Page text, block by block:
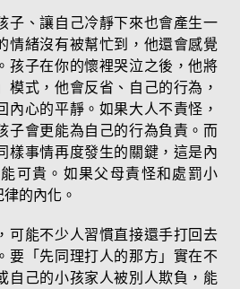
子、讓自己冷靜下來也會產生一
情緒沒有被幫忙到，他還會感覺
孩子在你的懷裡哭泣之後，他將
模式，他會反省、自己的行為，
內心的平靜。如果大人不責怪，
子會更能為自己的行為負責。而
樣事情再度發生的關鍵，這是內
可貴。如果父母責怪和處罰小
的內化。
可能不少人習慣直接還手打回去
要「先同理打人的那方」實在不
自己的小孩家人被別人欺負，能